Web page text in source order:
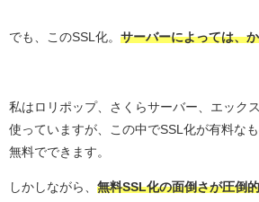
でも、このSSL化。 サーバーによっては、
私はロリポップ、さくらサーバー、エック
使っていますが、この中でSSL化が有料な
無料でできます。
しかしながら、 無料SSL化の面倒さが圧倒